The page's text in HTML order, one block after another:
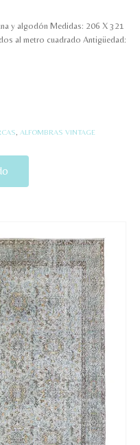
y algodón Medidas: 206 X 321
al metro cuadrado Antigüedad:
ALFOMBRAS VINTAGE